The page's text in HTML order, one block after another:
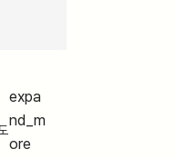
expa
nd_m
ore